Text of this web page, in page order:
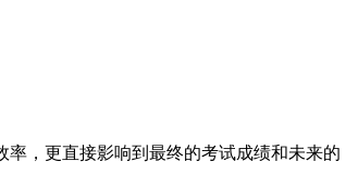
，更直接影响到最终的考试成绩和未来的